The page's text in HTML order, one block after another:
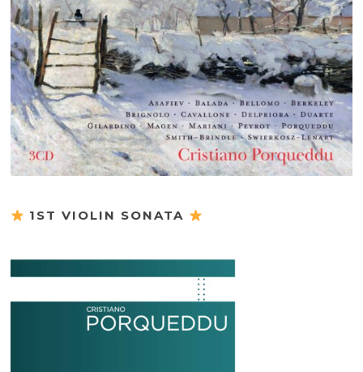
1ST VIOLIN SONATA